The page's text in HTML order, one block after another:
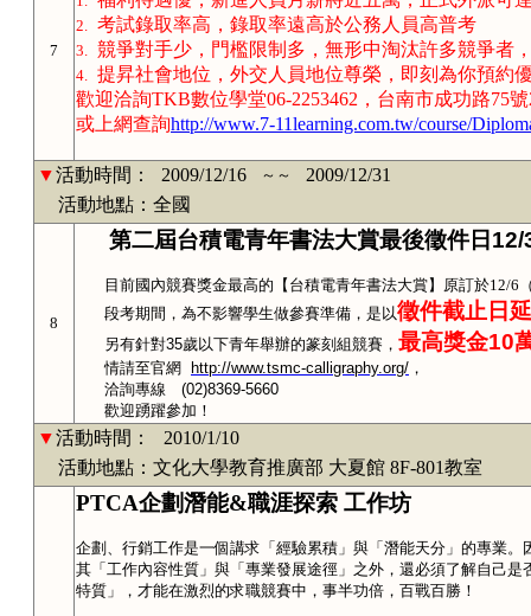
7
2. 考試錄取率高，錄取率遠高於公務人員高普考
3. 競爭對手少，門檻限制多，無形中淘汰許多競爭者
4. 提昇社會地位，外交人員地位尊榮，即刻為你預約
歡迎洽詢TKB數位學堂06-2253462，台南市成功路75號
或上網查詢http://www.7-11learning.com.tw/course/
▼活動時間： 2009/12/16 ～～
2009/12/31
活動地點：全國
8
第二屆台積電青年書法大賞最後徵件日 12/
目前國內競賽獎金最高的【台積電青年書法大賞】 原訂於12/6
段考期間，為不影響學生做參賽準備，是以徵件截止日
另有針對35歲以下青年舉辦的篆刻組競賽， 最高獎金10
情請至官網 http://www.tsmc-calligraphy.org/ ，
洽詢專線 (02)8369-5660
歡迎踴躍參加！
▼活動時間：
2010/1/10
活動地點：文化大學教育推廣部 大夏館 8F-801教室
PTCA企劃潛能&職涯探索 工作坊
企劃、行銷工作是一個講求「經驗累積」與「潛能天分」的專業
其「工作內容性質」與「專業發展途徑」之外，還必須了解自己
特質」，才能在激烈的求職競賽中，事半功倍，百戰百勝！